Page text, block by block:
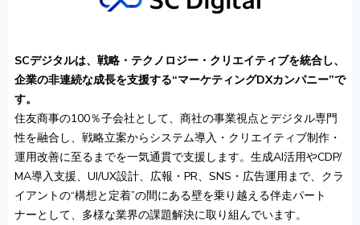
SCデジタルは、戦略・テクノロジー・クリエイティブを統合し、
企業の非連続な成長を支援する“マーケティングDXカンパニー”で
す。
住友商事の100％子会社として、商社の事業視点とデジタル専門
性を融合し、戦略立案からシステム導入・クリエイティブ制作・
運用改善に至るまでを一気通貫で支援します。生成AI活用やCDP/
MA導入支援、UI/UX設計、広報・PR、SNS・広告運用まで、クラ
イアントの“構想と定着”の間にある壁を乗り越える伴走パート
ナーとして、多様な業界の課題解決に取り組んでいます。